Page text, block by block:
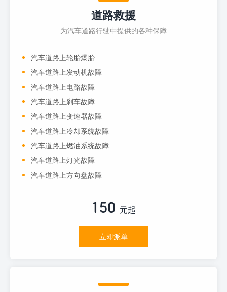
道路救援
为汽车道路行驶中提供的各种保障
汽车道路上轮胎爆胎
汽车道路上发动机故障
汽车道路上电路故障
汽车道路上刹车故障
汽车道路上变速器故障
汽车道路上冷却系统故障
汽车道路上燃油系统故障
汽车道路上灯光故障
汽车道路上方向盘故障
150 元起
立即派单